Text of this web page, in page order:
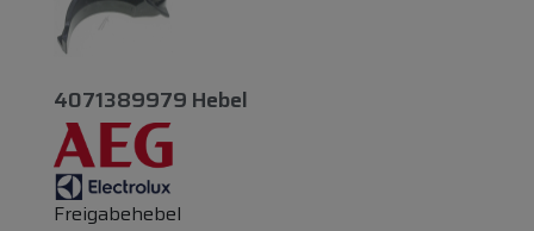
4071389979 Hebel
Freigabehebel